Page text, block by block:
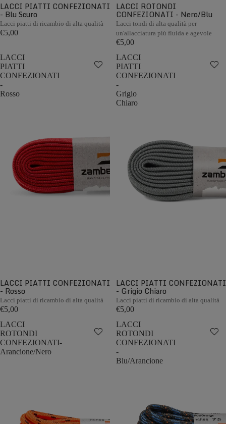
LACCI PIATTI CONFEZIONATI
- Blu Scuro
Lacci piatti di ricambio di alta qualità
€5,00
LACCI ROTONDI
CONFEZIONATI - Nero/Blu
Lacci tondi di alta qualità per
un'allacciatura più fluida e agevole
€5,00
LACCI
PIATTI
CONFEZIONATI
-
Rosso
LACCI PIATTI CONFEZIONATI
- Rosso
Lacci piatti di ricambio di alta qualità
€5,00
LACCI
PIATTI
CONFEZIONATI
-
Grigio
Chiaro
LACCI PIATTI CONFEZIONATI
- Grigio Chiaro
Lacci piatti di ricambio di alta qualità
€5,00
LACCI
ROTONDI
CONFEZIONATI-
Arancione/Nero
LACCI
ROTONDI
CONFEZIONATI
-
Blu/Arancione